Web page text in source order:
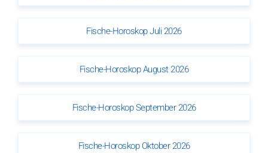
Fische-Horoskop Juli 2026
Fische-Horoskop August 2026
Fische-Horoskop September 2026
Fische-Horoskop Oktober 2026